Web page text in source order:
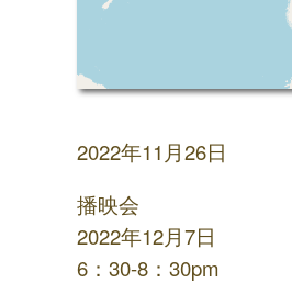
2022年11月26日
播映会
2022年12月7日
6：30-8：30pm